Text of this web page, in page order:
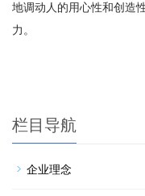
地调动人的用心性和创造
力。
栏目导航
企业理念